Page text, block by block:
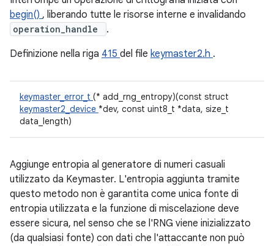
begin() , liberando tutte le risorse interne e invalidando
operation_handle
.
Definizione nella riga 415 del file keymaster2.h .
keymaster_error_t (* add_rng_entropy)(const struct
keymaster2_device *dev, const uint8_t *data, size_t
data_length)
Aggiunge entropia al generatore di numeri casuali
utilizzato da Keymaster. L'entropia aggiunta tramite
questo metodo non è garantita come unica fonte di
entropia utilizzata e la funzione di miscelazione deve
essere sicura, nel senso che se l'RNG viene inizializzato
(da qualsiasi fonte) con dati che l'attaccante non può